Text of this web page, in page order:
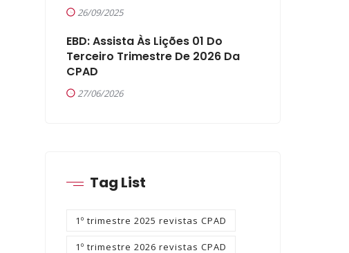
26/09/2025
EBD: Assista Às Lições 01 Do
Terceiro Trimestre De 2026 Da
CPAD
27/06/2026
Tag List
1º trimestre 2025 revistas CPAD
1º trimestre 2026 revistas CPAD